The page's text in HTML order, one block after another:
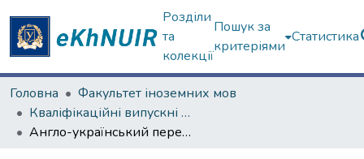
Розділи
та
колекції
Пошук за
критеріями
Статистика
Головна
Факультет іноземних мов
Кваліфікаційні випускні роботи магістрів. Факультет іноземних мов
Англо-український переклад термінології у сфері штучного інтелекту (на матеріалі промов TED)